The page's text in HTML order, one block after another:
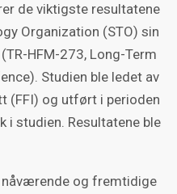
de viktigste resultatene
Organization (STO) sin
HFM-273, Long-Term
Studien ble ledet av
(FFI) og utført i perioden
i studien. Resultatene ble
og fremtidige